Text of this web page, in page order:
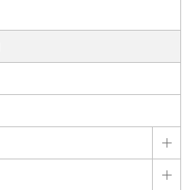
詳
詳